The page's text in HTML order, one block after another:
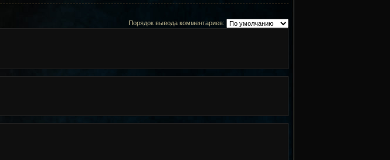
Порядок вывода комментариев: